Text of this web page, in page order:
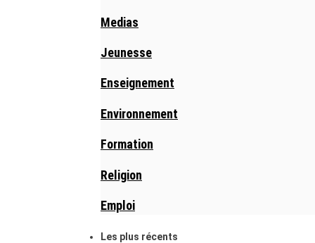
Medias
Jeunesse
Enseignement
Environnement
Formation
Religion
Emploi
Les plus récents